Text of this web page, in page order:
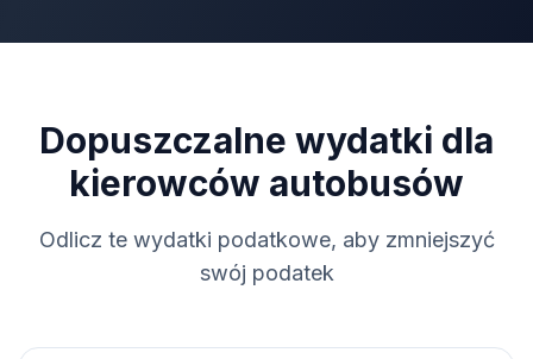
Dopuszczalne wydatki dla
kierowców autobusów
Odlicz te wydatki podatkowe, aby zmniejszyć
swój podatek